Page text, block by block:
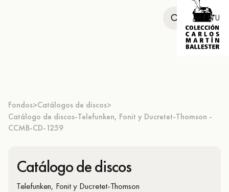
MENU
Fondos>Catálogos de discos>
Catálogo de discos-Telefunken, Fonit y Ducretet-Thomson -
CCMB-CD-1259
Catálogo de discos
Telefunken, Fonit y Ducretet-Thomson